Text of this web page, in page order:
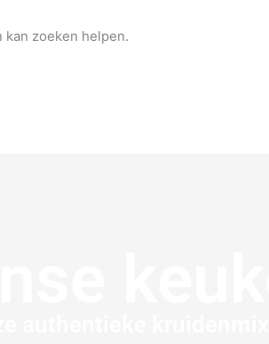
zoeken helpen.